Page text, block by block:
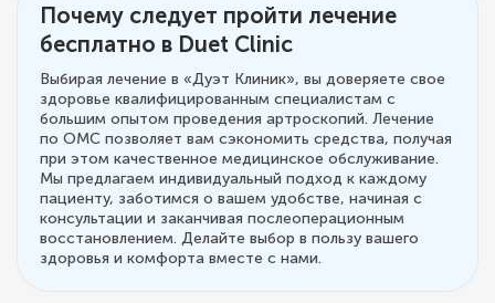
Почему следует пройти лечение
бесплатно в Duet Clinic
Выбирая лечение в «Дуэт Клиник», вы доверяете свое
здоровье квалифицированным специалистам с
большим опытом проведения артроскопий. Лечение
по ОМС позволяет вам сэкономить средства, получая
при этом качественное медицинское обслуживание.
Мы предлагаем индивидуальный подход к каждому
пациенту, заботимся о вашем удобстве, начиная с
консультации и заканчивая послеоперационным
восстановлением. Делайте выбор в пользу вашего
здоровья и комфорта вместе с нами.